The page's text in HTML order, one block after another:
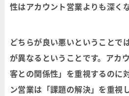
性はアカウント営業よりも深く
どちらが良い悪いということで
が異なるということです。アカ
客との関係性」を重視するのに
ン営業は「課題の解決」を重視